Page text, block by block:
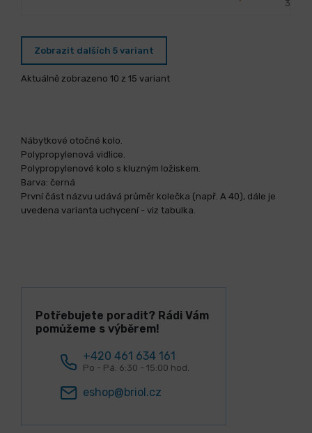
37,27
Zobrazit dalších 5 variant
Aktuálně zobrazeno 10 z 15 variant
Nábytkové otočné kolo.
Polypropylenová vidlice.
Polypropylenové kolo s kluzným ložiskem.
Barva: černá
První část názvu udává průměr kolečka (např. A 40), dále je
uvedena varianta uchycení - viz tabulka.
Potřebujete poradit? Rádi Vám
pomůžeme s výběrem!
+420 461 634 161
Po - Pá: 6:30 - 15:00 hod.
eshop@briol.cz